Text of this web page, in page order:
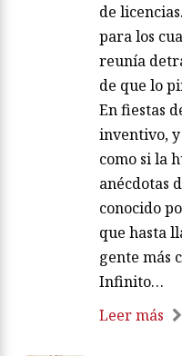
de
para los
reunía
de que lo
En fiestas
inventivo,
como si la
anécdotas
conocido
que hasta
gente más
Infinito…
Leer más